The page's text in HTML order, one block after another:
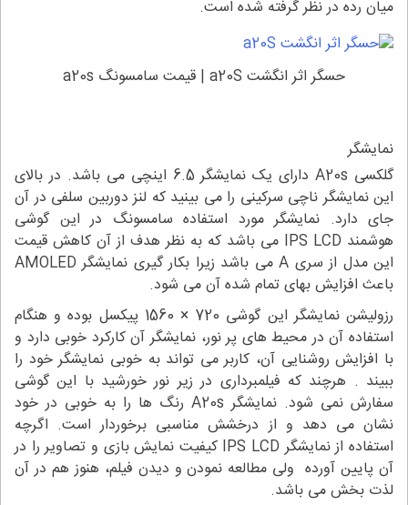
میان رده در نظر گرفته شده است.
حسگر اثر انگشت a20S | قیمت سامسونگ a20s
نمایشگر
گلکسی A20s دارای یک نمایشگر 6.5 اینچی می باشد. در بالای
این نمایشگر ناچی سرکینی را می بینید که لنز دوربین سلفی در آن
جای دارد. نمایشگر مورد استفاده سامسونگ در این گوشی
هوشمند IPS LCD می باشد که به نظر هدف از آن کاهش قیمت
این مدل از سری A می باشد زیرا بکار گیری نمایشگر AMOLED
باعث افزایش بهای تمام شده آن می شود.
رزولیشن نمایشگر این گوشی 720 × 1560 پیکسل بوده و هنگام
استفاده آن در محیط های پر نور، نمایشگر آن کارکرد خوبی دارد و
با افزایش روشنایی آن، کاربر می تواند به خوبی نمایشگر خود را
ببیند . هرچند که فیلمبرداری در زیر نور خورشید با این گوشی
سفارش نمی شود. نمایشگر A20s رنگ ها را به خوبی در خود
نشان می دهد و از درخشش مناسبی برخوردار است. اگرچه
استفاده از نمایشگر IPS LCD کیفیت نمایش بازی و تصاویر را در
آن پایین آورده ولی مطالعه نمودن و دیدن فیلم، هنوز هم در آن
لذت بخش می باشد.